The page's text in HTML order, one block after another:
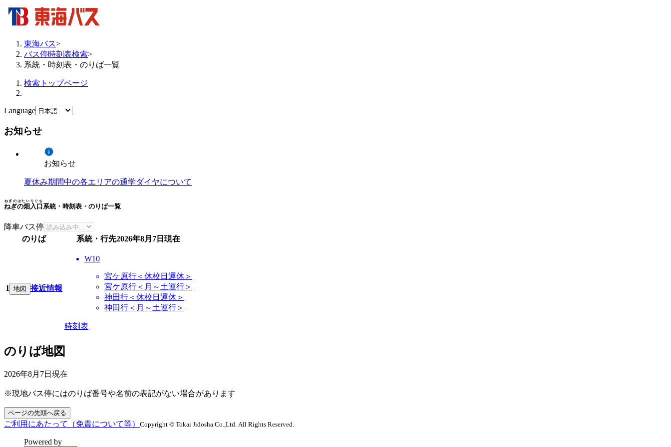
東海バス>
バス停時刻表検索>
系統・時刻表・のりば一覧
検索トップページ
Language
お知らせ
お知らせ
夏休み期間中の各エリアの通学ダイヤについて
ねぎの畑入口
ねぎのはたいりぐち
系統・時刻表・のりば一覧
降車バス停
のりば
系統・行先2026年8月7日 現在
1 地図 接近情報
W10
宮ケ原行＜休校日運休＞
宮ケ原行＜月～土運行＞
神田行＜休校日運休＞
神田行＜月～土運行＞
時刻表
のりば地図
2026年8月7日 現在
※現地バス停にはのりば番号や名前の表記がない場合があります
ページの先頭へ戻る
ご利用にあたって（免責について等） Copyright © Tokai Jidosha Co.,Ltd. All Rights Reserved.
Powered by